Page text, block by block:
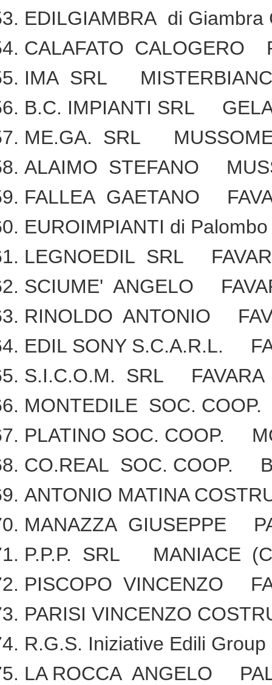
EDILGIAMBRA di
CALAFATO CALOGERO
IMA SRL
B.C. IMPIANTI SRL
ME.GA. SRL
ALAIMO STEFANO
FALLEA GAETANO
EUROIMPIANTI di
LEGNOEDIL SRL
SCIUME' ANGELO
RINOLDO ANTONIO
EDIL SONY S.C.A.R.L.
S.I.C.O.M. SRL FAVARA
MONTEDILE SOC.
PLATINO SOC. COOP.
CO.REAL SOC. COOP.
ANTONIO MATINA
MANAZZA GIUSEPPE
P.P.P. SRL MANIACE
PISCOPO VINCENZO
PARISI VINCENZO
R.G.S. Iniziative Edili
LA ROCCA ANGELO